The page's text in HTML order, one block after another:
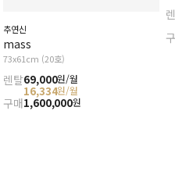
추연신
mass
73x61cm (20호)
렌탈69,000원/월
16,334원/월
구매1,600,000원